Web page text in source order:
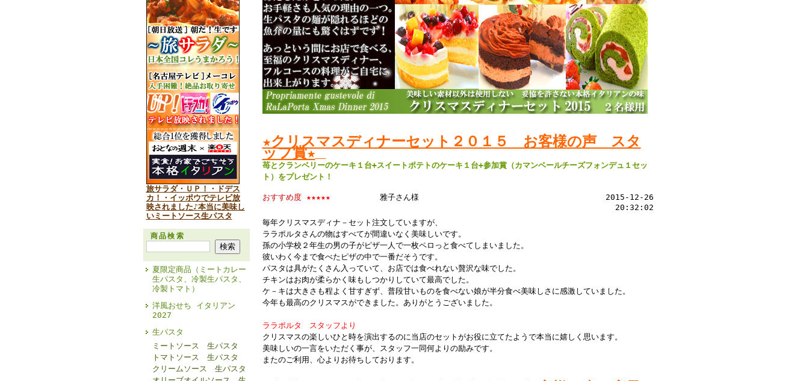
旅サラダ・ＵＰ！・ドデス
カ！・イッポウでテレビ放
映されました♪本当に美味し
いミートソース生パスタ
商品検索
夏限定商品（ミートカレー
生パスタ、冷製生パスタ、
冷製トマト）
洋風おせち イタリアン
2027
生パスタ
ミートソース 生パスタ
トマトソース 生パスタ
クリームソース 生パスタ
★クリスマスディナーセット２０１５ お客様の声 スタ
ッフ賞★
苺とクランベリーのケーキ１台+スイートポテトのケーキ１台+参加賞（カマンベールチーズフォンデュ１セッ
ト）をプレゼント！
おすすめ度 ★★★★★ 雅子さん様
2015-12-26
20:32:02
毎年クリスマスディナ－セット注文していますが、
ララポルタさんの物はすべてが間違いなく美味しいです。
孫の小学校２年生の男の子がピザ一人で一枚ペロっと食べてしまいました。
彼いわく今まで食べたピザの中で一番だそうです。
パスタは具がたくさん入っていて、お店では食べれない贅沢な味でした。
チキンはお肉が柔らかく味もしつかりしていて最高でした。
ケ－キは大きさも程よく甘すぎず、普段甘いものを食べない娘が半分食べ美味しさに感激していました。
今年も最高のクリスマスができました。ありがとうございました。
ララポルタ スタッフより
クリスマスの楽しいひと時を演出するのに当店のセットがお役に立てたようで本当に嬉しく思います。
美味しいの一言をいただく事が、スタッフ一同何よりの励みです。
またのご利用、心よりお待ちしております。